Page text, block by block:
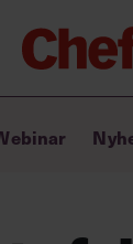
Lyft ditt